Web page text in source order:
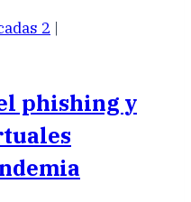
2 |
phishing y